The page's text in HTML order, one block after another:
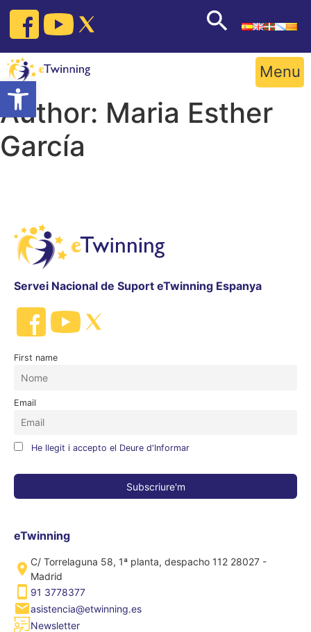
Open toolbar
Skip
content
Menu
Author: Maria Esther
García
Servei Nacional de Suport eTwinning Espanya
First name
Email
He llegit i accepto el Deure d'Informar
eTwinning
C/ Torrelaguna 58, 1ª planta, despacho 112 28027 -
Madrid
91 3778377
asistencia@etwinning.es
Newsletter